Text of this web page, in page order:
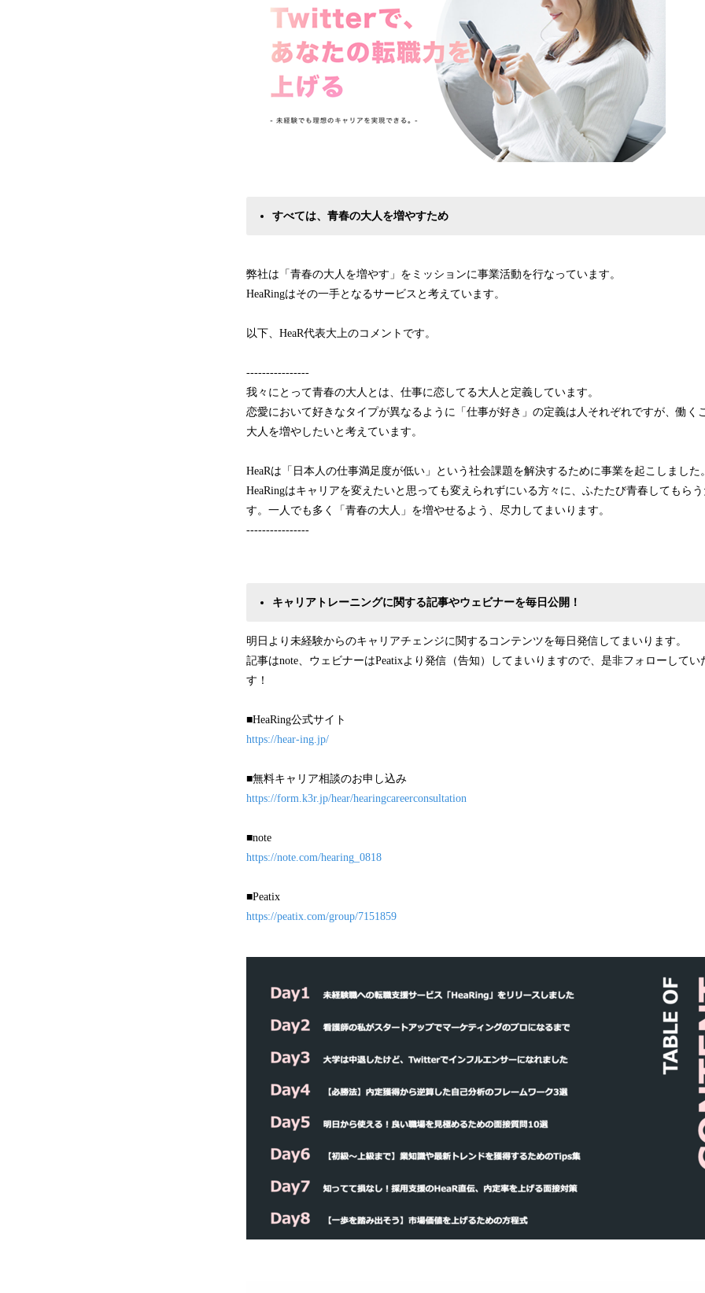
すべては、青春の大人を増やすため
弊社は「青春の大人を増やす」をミッションに事業活動を行なっています。
HeaRingはその一手となるサービスと考えています。
以下、HeaR代表大上のコメントです。
----​----​----​----
我々にとって青春の大人とは、仕事に恋してる大人と定義しています。
恋愛において好きなタイプが異なるように「仕事が好き」の定義は人それぞれですが、働く
大人を増やしたいと考えています。
HeaRは「日本人の仕事満足度が低い」という社会課題を解決するために事業を起こしました
HeaRingはキャリアを変えたいと思っても変えられずにいる方々に、ふたたび青春してもら
す。一人でも多く「青春の大人」を増やせるよう、尽力してまいります。
----​----​----​----
キャリアトレーニングに関する記事やウェビナーを毎日公開！
明日より未経験からのキャリアチェンジに関するコンテンツを毎日発信してまいります。
記事はnote、ウェビナーはPeatixより発信（告知）してまいりますので、是非フォローして
す！
■HeaRing公式サイト
https://hear-ing.jp/
■無料キャリア相談のお申し込み
https://form.k3r.jp/hear/hearingcareerconsultation
■note
https://note.com/hearing_0818
■Peatix
https://peatix.com/group/7151859